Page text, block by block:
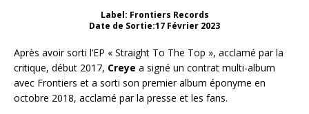
Label: Frontiers Records
Date de Sortie:17 Février 2023
Après avoir sorti l’EP « Straight To The Top », acclamé par la
critique, début 2017, Creye a signé un contrat multi-album
avec Frontiers et a sorti son premier album éponyme en
octobre 2018, acclamé par la presse et les fans.